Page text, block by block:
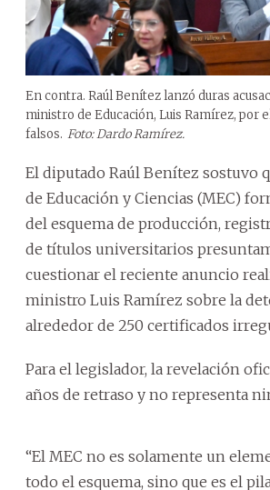
En contra. Raúl Benítez lanzó duras
ministro de Educación, Luis Ramírez, por
falsos. Foto: Dardo Ramírez.
El diputado Raúl Benítez sostuvo
de Educación y Ciencias (MEC)
del esquema de producción,
de títulos universitarios
cuestionar el reciente anuncio
ministro Luis Ramírez sobre la
alrededor de 250 certificados
Para el legislador, la revelación
años de retraso y no representa
“El MEC no es solamente un
todo el esquema, sino que es el